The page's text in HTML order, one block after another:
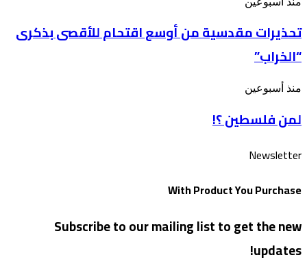
بعنوان: وسوف
عن
الأقصى
من
أوسع
اقتحام
للأقصى
بذكرى
“الخراب”
تحذيرات مقدسية من أوسع اقتحام للأقصى بذكرى
“الخراب”
لمن
؟!
منذ أسبوعين
لمن فلسطين ؟!
Newsletter
With Product You Purchase
Subscribe to our mailing list to get the new
updates!